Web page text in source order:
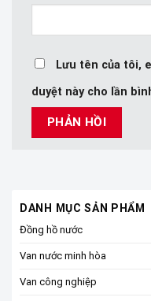
DANH MỤC SẢN PHẨM
Đồng hồ nước
Van nước minh hòa
Van công nghiệp
Lưu tên của tôi,
duyệt này cho lần